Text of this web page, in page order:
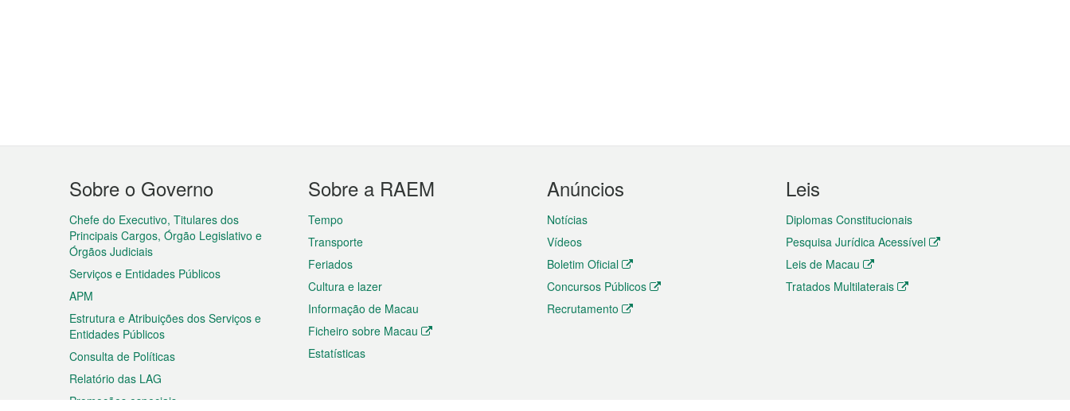
Menu
do
rodapé
Sobre o Governo
Chefe do Executivo, Titulares dos
Principais Cargos, Órgão Legislativo e
Órgãos Judiciais
Serviços e Entidades Públicos
APM
Estrutura e Atribuições dos Serviços e
Entidades Públicos
Consulta de Políticas
Relatório das LAG
Promoções especiais
Sobre a RAEM
Tempo
Transporte
Feriados
Cultura e lazer
Informação de Macau
Ficheiro sobre Macau
Estatísticas
Anúncios
Notícias
Vídeos
Boletim Oficial
Concursos Públicos
Recrutamento
Leis
Diplomas Constitucionais
Pesquisa Jurídica Acessível
Leis de Macau
Tratados Multilaterais